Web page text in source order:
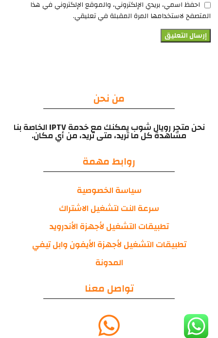
احفظ اسمي، بريدي الإلكتروني، والموقع الإلكتروني في هذا
المتصفح لاستخدامها المرة المقبلة في تعليقي.
من نحن
نحن متجر رويال شوب يمكنك مع خدمة IPTV الخاصة بنا
مشاهدة كل ما تريد، متى تريد، من أي مكان.
روابط مهمة
سياسة الخصوصية
سرعة النت لتشغيل الاشتراك
تطبيقات التشغيل لأجهزة الأندرويد
تطبيقات التشغيل لأجهزة الأيفون وابل تيفي
المدونة
تواصل معنا